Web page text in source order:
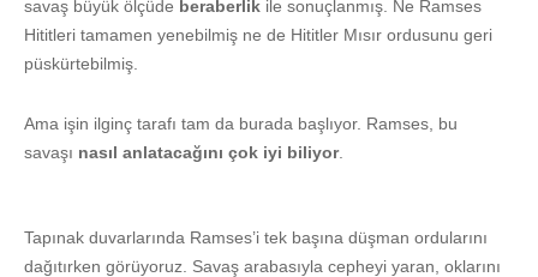
savaş büyük ölçüde beraberlik ile sonuçlanmış. Ne Ramses
Hititleri tamamen yenebilmiş ne de Hititler Mısır ordusunu geri
püskürtebilmiş.
Ama işin ilginç tarafı tam da burada başlıyor. Ramses, bu
savaşı nasıl anlatacağını çok iyi biliyor.
Tapınak duvarlarında Ramses’i tek başına düşman ordularını
dağıtırken görüyoruz. Savaş arabasıyla cepheyi yaran, oklarını